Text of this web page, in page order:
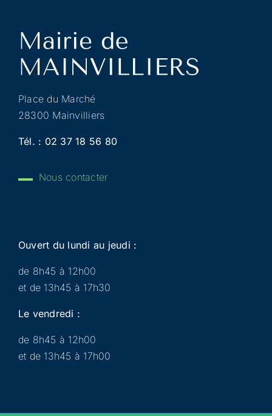
Place du Marché
28300 Mainvilliers
Tél. : 02 37 18 56 80
Nous contacter
Ouvert du lundi au jeudi :
de 8h45 à 12h00
et de 13h45 à 17h30
Le vendredi :
de 8h45 à 12h00
et de 13h45 à 17h00